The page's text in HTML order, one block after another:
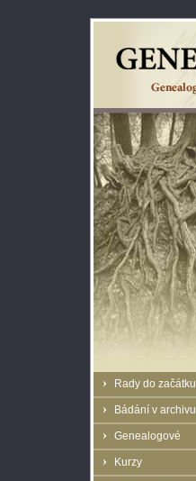
Rady do začátku
Bádání v archivu
Genealogové
Kurzy